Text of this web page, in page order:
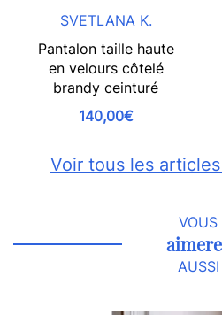
SVETLANA K.
Pantalon taille haute
en velours côtelé
brandy ceinturé
140,00€
Voir tous les
VOUS
AUSSI